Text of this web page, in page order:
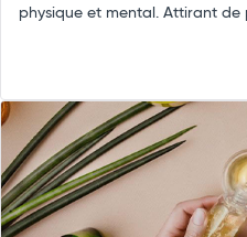
physique et mental. Attirant de